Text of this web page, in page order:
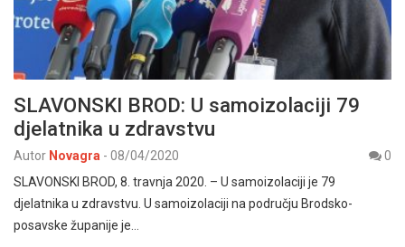
SLAVONSKI BROD: U samoizolaciji 79
djelatnika u zdravstvu
Autor Novagra - 08/04/2020
0
SLAVONSKI BROD, 8. travnja 2020. – U samoizolaciji je 79
djelatnika u zdravstvu. U samoizolaciji na području Brodsko-
posavske županije je…